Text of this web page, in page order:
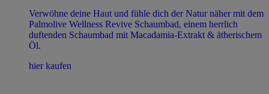
Verwöhne deine Haut und fühle dich der Natur näher mit dem
Palmolive Wellness Revive Schaumbad, einem herrlich
duftenden Schaumbad mit Macadamia-Extrakt & ätherischem
Öl.
hier kaufen